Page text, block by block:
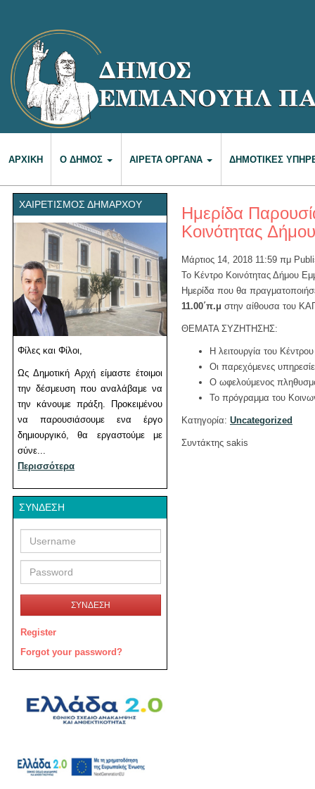
ΑΡΧΙΚΉ Ο ΔΉΜΟΣ ΑΙΡΕΤΆ ΌΡΓΑΝΑ ΔΗΜΟΤΙΚΈΣ
ΧΑΙΡΕΤΙΣΜΌΣ ΔΗΜΆΡΧΟΥ
Φίλες και Φίλοι,
Ως Δημοτική Αρχή είμαστε έτοιμοι
την δέσμευση που αναλάβαμε να
την κάνουμε πράξη. Προκειμένου
να παρουσιάσουμε ενα έργο
δημιουργικό, θα εργαστούμε με
σύνε...
Περισσότερα
ΣΎΝΔΕΣΗ
ΣΥΝΔΕΣΗ
Register
Forgot your password?
Ημερίδα
Κοινότητας
Μάρτιος 14, 2018 11:59 πμ
Το Κέντρο Κοινότητας Δήμου
Ημερίδα που θα
11.00΄π.μ στην αίθουσα του
ΘΕΜΑΤΑ ΣΥΖΗΤΗΣΗΣ:
Η λειτουργία του
Οι παρεχόμενες
Ο ωφελούμενος
Το πρόγραμμα του
Κατηγορία: Uncategorized
Συντάκτης sakis